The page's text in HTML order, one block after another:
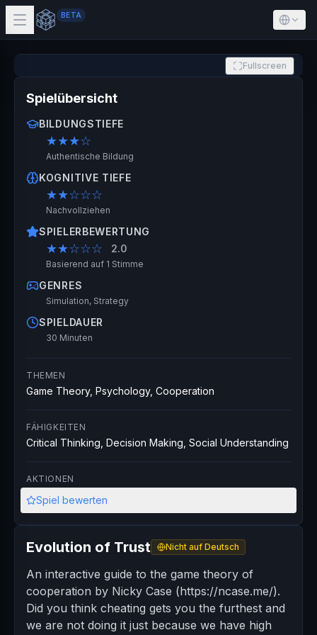
BETA
Fullscreen
Evolution of Trust Nicht auf Deutsch
An interactive guide to the game theory of
cooperation by Nicky Case (https://ncase.me/).
Did you think cheating gets you the furthest and
we are not doing it just because we have high
Spielübersicht
BILDUNGSTIEFE
★★★☆
Authentische Bildung
KOGNITIVE TIEFE
★★☆☆☆
Nachvollziehen
SPIELERBEWERTUNG
★★☆☆☆ 2.0
Basierend auf 1 Stimme
GENRES
Simulation, Strategy
SPIELDAUER
30 Minuten
THEMEN
Game Theory, Psychology, Cooperation
FÄHIGKEITEN
Critical Thinking, Decision Making, Social Understanding
AKTIONEN
Spiel bewerten